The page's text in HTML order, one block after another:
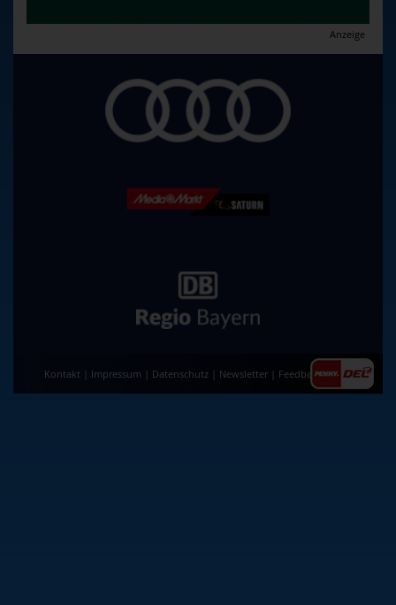
Anzeige
Kontakt Impressum Datenschutz Newsletter Feedback|AGB